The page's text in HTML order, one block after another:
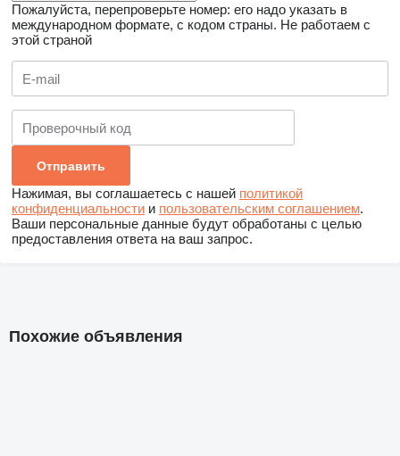
Пожалуйста, перепроверьте номер: его надо указать в
международном формате, с кодом страны. Не работаем с
этой страной
Нажимая, вы соглашаетесь с нашей политикой
конфиденциальности и пользовательским соглашением.
Ваши персональные данные будут обработаны с целью
предоставления ответа на ваш запрос.
Похожие объявления